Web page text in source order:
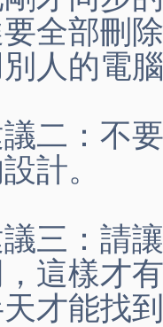
全部刪
人的電
二：不
計。
三：請
，這樣才
才能找